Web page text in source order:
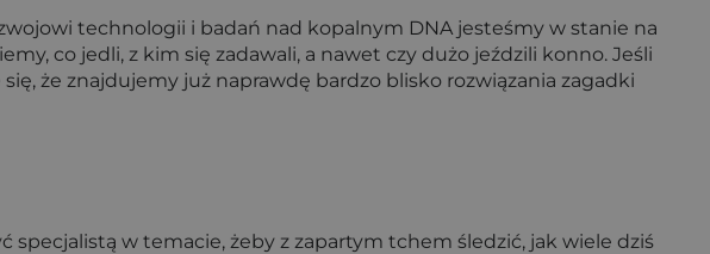
technologii i badań nad kopalnym DNA jesteśmy w stanie na
co jedli, z kim się zadawali, a nawet czy dużo jeździli konno. Jeśli
że znajdujemy już naprawdę bardzo blisko rozwiązania zagadki
w temacie, żeby z zapartym tchem śledzić, jak wiele dziś